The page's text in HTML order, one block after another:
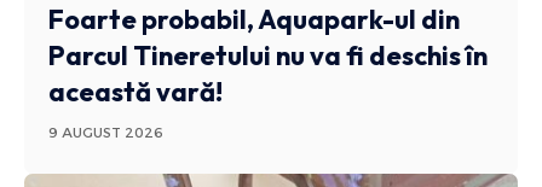
Foarte probabil, Aquapark-ul din
Parcul Tineretului nu va fi deschis în
această vară!
9 AUGUST 2026